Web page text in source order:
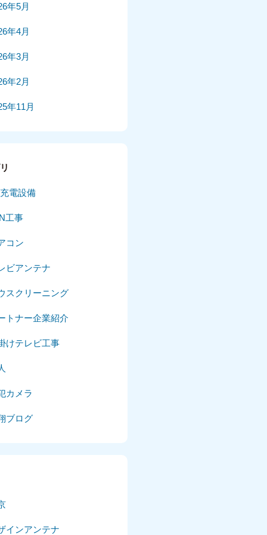
年5月
年4月
年3月
年2月
年11月
年8月
年7月
年6月
電設備
工事
コン
ビアンテナ
スクリーニング
トナー企業紹介
けテレビ工事
カメラ
ブログ
インアンテナ